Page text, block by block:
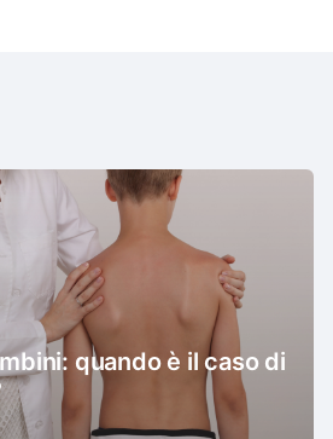
quando è il caso di